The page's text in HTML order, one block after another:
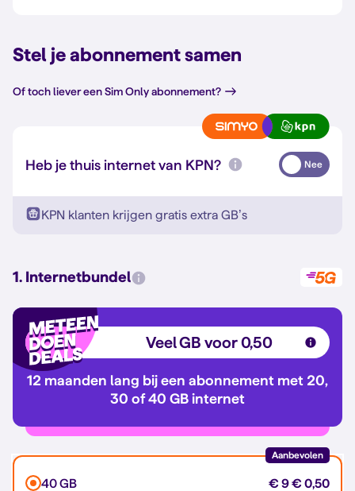
Stel je abonnement samen
Of toch liever een Sim Only abonnement?
Heb je thuis internet van KPN? Nee
KPN klanten krijgen gratis extra GB’s
1. Internetbundel
Veel GB voor 0,50
12 maanden lang bij een abonnement met 20,
30 of 40 GB internet
Aanbevolen
40 GB € 9€ 0,50